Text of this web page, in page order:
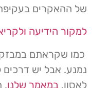
של ההאקרים
למקור הידיעה
כמו שקראתם
נמנע. אבל יש דרכים
לאסון. במאמר שלנו,